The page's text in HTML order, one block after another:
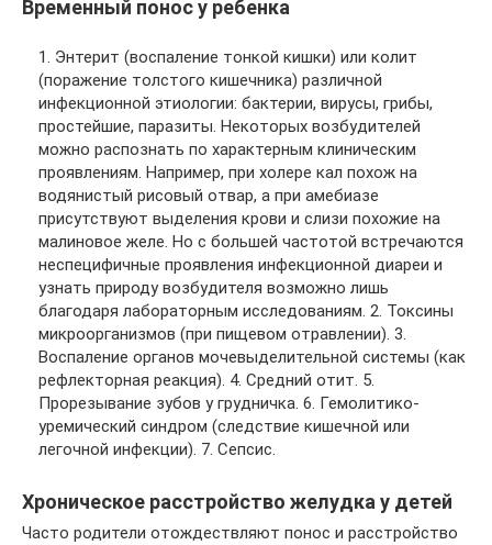
Временный понос у ребенка
1. Энтерит (воспаление тонкой кишки) или колит
(поражение толстого кишечника) различной
инфекционной этиологии: бактерии, вирусы, грибы,
простейшие, паразиты. Некоторых возбудителей
можно распознать по характерным клиническим
проявлениям. Например, при холере кал похож на
водянистый рисовый отвар, а при амебиазе
присутствуют выделения крови и слизи похожие на
малиновое желе. Но с большей частотой встречаются
неспецифичные проявления инфекционной диареи и
узнать природу возбудителя возможно лишь
благодаря лабораторным исследованиям. 2. Токсины
микроорганизмов (при пищевом отравлении). 3.
Воспаление органов мочевыделительной системы (как
рефлекторная реакция). 4. Средний отит. 5.
Прорезывание зубов у грудничка. 6. Гемолитико-
уремический синдром (следствие кишечной или
легочной инфекции). 7. Сепсис.
Хроническое расстройство желудка у детей
Часто родители отождествляют понос и расстройство